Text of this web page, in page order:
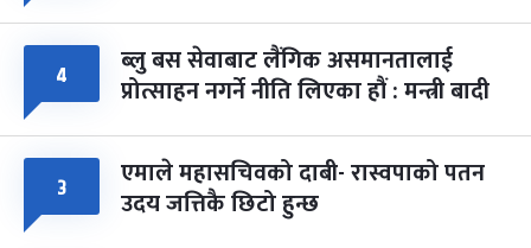
४ ब्लु बस सेवाबाट लैंगिक असमानतालाई
प्रोत्साहन नगर्ने नीति लिएका हौं : मन्त्री बादी
३ एमाले महासचिवको दाबी- रास्वपाको पतन
उदय जत्तिकै छिटो हुन्छ